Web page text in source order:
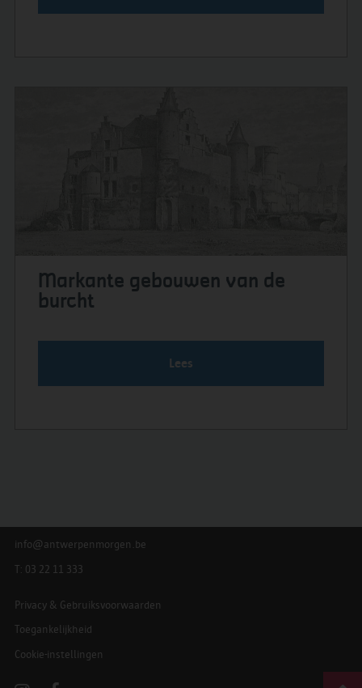
Markante gebouwen van de
burcht
Lees
info@antwerpenmorgen.be
T: 03 22 11 333
Privacy & Gebruiksvoorwaarden
Toegankelijkheid
Cookie-instellingen